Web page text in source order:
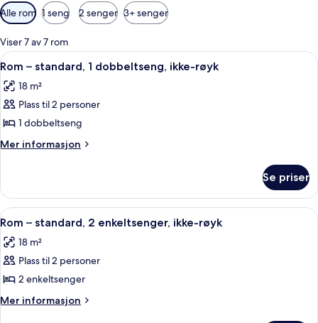
Tilgjengelige
filtre
for
rom
Alle rom 1 seng 2 senger 3+ senger
Viser 7 av 7 rom
Åpne
alle
bildene
av
Rom
–
dobbeltseng,
ikke-
røyk
Rom – standard, 1 dobbeltseng,
8
Rom – standard, 1 dobbeltseng, ikke-røyk
18 m²
Plass til 2 personer
1 dobbeltseng
Mer informasjon
Mer
–
standard,
1
ikke-
røyk
Se priser
Åpne
alle
bildene
av
Rom
–
Skrivebord, lydisolert, barnesenger
5
Rom – standard, 2 enkeltsenger, ikke-røyk
18 m²
Plass til 2 personer
2 enkeltsenger
Mer informasjon
Mer